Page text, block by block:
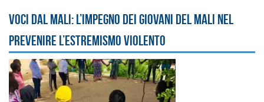
Voci dal Mali: l’impegno dei giovani del Mali nel
prevenire l’estremismo violento